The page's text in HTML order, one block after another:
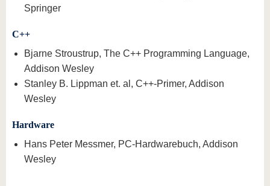
Springer
C++
Bjarne Stroustrup, The C++ Programming Language,
Addison Wesley
Stanley B. Lippman et. al, C++-Primer, Addison
Wesley
Hardware
Hans Peter Messmer, PC-Hardwarebuch, Addison
Wesley